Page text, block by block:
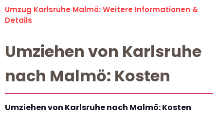
Umzug Karlsruhe Malmö: Weitere Informationen &
Details
Umziehen von Karlsruhe
nach Malmö: Kosten
Umziehen von Karlsruhe nach Malmö: Kosten